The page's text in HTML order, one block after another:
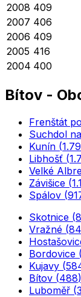
2008 409
2007 406
2006 409
2005 416
2004 400
Bítov -
Frenštát
Suchdol
Kunín (
Libhošť (
Velké
Závišice (
Spálov (
Skotnice (
Vražné (
Bordovice (
Kujavy (
Bítov (488)
Luboměř (